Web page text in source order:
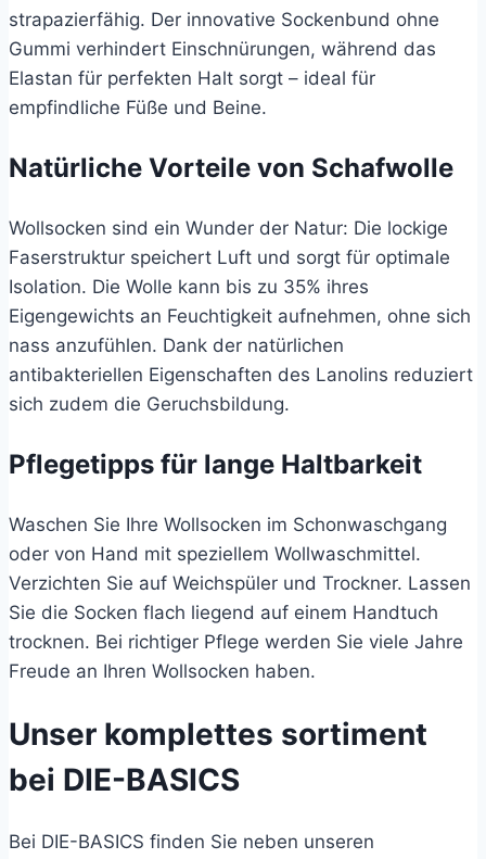
strapazierfähig. Der innovative Sockenbund ohne
Gummi verhindert Einschnürungen, während das
Elastan für perfekten Halt sorgt – ideal für
empfindliche Füße und Beine.
Natürliche Vorteile von Schafwolle
Wollsocken sind ein Wunder der Natur: Die lockige
Faserstruktur speichert Luft und sorgt für optimale
Isolation. Die Wolle kann bis zu 35% ihres
Eigengewichts an Feuchtigkeit aufnehmen, ohne sich
nass anzufühlen. Dank der natürlichen
antibakteriellen Eigenschaften des Lanolins reduziert
sich zudem die Geruchsbildung.
Pflegetipps für lange Haltbarkeit
Waschen Sie Ihre Wollsocken im Schonwaschgang
oder von Hand mit speziellem Wollwaschmittel.
Verzichten Sie auf Weichspüler und Trockner. Lassen
Sie die Socken flach liegend auf einem Handtuch
trocknen. Bei richtiger Pflege werden Sie viele Jahre
Freude an Ihren Wollsocken haben.
Unser komplettes sortiment
bei DIE-BASICS
Bei DIE-BASICS finden Sie neben unseren